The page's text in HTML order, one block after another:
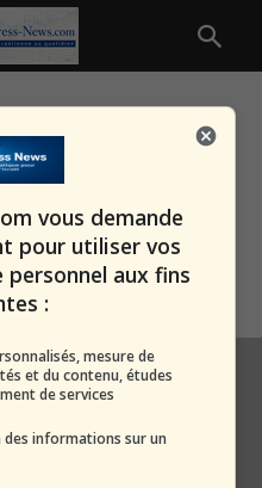
gouvernement
avant même de
– Macron...
vous demande
pour utiliser vos
personnel aux fins
:
mesure de
et du contenu, études
de services
informations sur un